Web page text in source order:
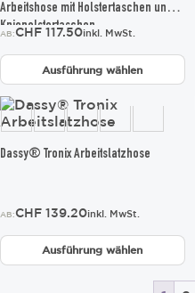
Arbeitshose mit Holstertaschen und
Kniepolstertaschen
AB:CHF 117.50inkl. MwSt.
Ausführung wählen
Die
Optionen
können
auf
gewählt
werden
Dassy® Tronix Arbeitslatzhose
AB:CHF 139.20inkl. MwSt.
Ausführung wählen
Dieses
Produkt
weist
mehrere
Die
Optionen
können